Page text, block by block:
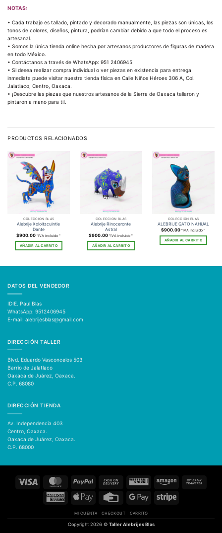
NOTAS:
• Cada trabajo es tallado, pintado y decorado manualmente, las piezas son únicas, los
tonos de colores, diseños, pintura, podrían cambiar debido a que todo el proceso es
artesanal.
• Somos la única tienda online hecha por artesanos productores de figuras de madera
en todo México.
• Contáctanos a través de WhatsApp: 951 2406945
• Si desea realizar compra individual o ver piezas en existencia para entrega
inmediata puede visitar nuestra tienda física en Calle Niños Héroes 306 A, Col.
Jalatlaco, Centro, Oaxaca.
• ¡Descubre las piezas que nuestros artesanos de la Sierra de Oaxaca tallaron y
pintaron a mano para ti!.
PRODUCTOS RELACIONADOS
COLECCIÓN BLAS
Alebrije Xoloitzcuintle
Dante
$900.00 "IVA incluido "
AÑADIR AL CARRITO
COLECCIÓN BLAS
Alebrije Rinoceronte
Astral
$900.00 "IVA incluido "
AÑADIR AL CARRITO
COLECCIÓN BLAS
ALEBRIJE GATO NAHUAL
$900.00 "IVA incluido "
AÑADIR AL CARRITO
DATOS DEL VENDEDOR
IDIE. Paul Blas
WhatsApp: 9512406945
E-mail: alebrijesblas@gmail.com
DIRECCIÓN TALLER
Blvd. Eduardo Vasconcelos 503
Barrio de Jalatlaco
Oaxaca de Juárez, Oaxaca.
C.P. 68080
DIRECCIÓN TIENDA
Av. Independencia 403
Centro, Oaxaca.
Oaxaca de Juárez, Oaxaca.
C.P. 68000
MasterCard PayPal
Cash
Delivery
Western
Union
Amazon
American
Express
Apple
Credit
Google
Stripe
MI CUENTA CHECKOUT CARRITO
Copyright 2026 © Taller Alebrijes Blas